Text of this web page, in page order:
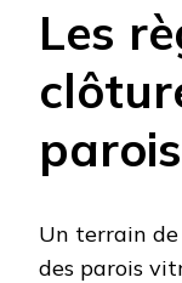
Les
Un terrain
des parois